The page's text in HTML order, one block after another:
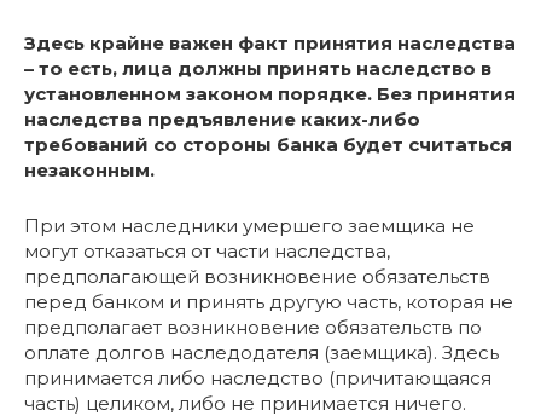
Здесь крайне важен факт принятия наследства
– то есть, лица должны принять наследство в
установленном законом порядке. Без принятия
наследства предъявление каких-либо
требований со стороны банка будет считаться
незаконным.
При этом наследники умершего заемщика не
могут отказаться от части наследства,
предполагающей возникновение обязательств
перед банком и принять другую часть, которая не
предполагает возникновение обязательств по
оплате долгов наследодателя (заемщика). Здесь
принимается либо наследство (причитающаяся
часть) целиком, либо не принимается ничего.